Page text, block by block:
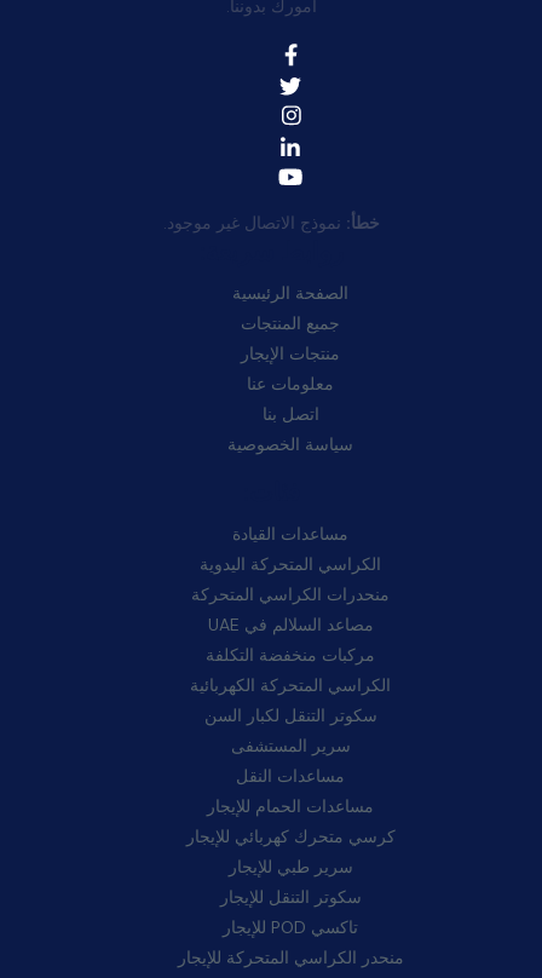
أمورك بدوننا.
خطأ: نموذج الاتصال غير موجود.
الصفحة الرئيسية
جميع المنتجات
منتجات الإيجار
معلومات عنا
اتصل بنا
سياسة الخصوصية
مساعدات القيادة
الكراسي المتحركة اليدوية
منحدرات الكراسي المتحركة
مصاعد السلالم في UAE
مركبات منخفضة التكلفة
الكراسي المتحركة الكهربائية
سكوتر التنقل لكبار السن
سرير المستشفى
مساعدات النقل
مساعدات الحمام للإيجار
كرسي متحرك كهربائي للإيجار
سرير طبي للإيجار
سكوتر التنقل للإيجار
تاكسي POD للإيجار
منحدر الكراسي المتحركة للإيجار